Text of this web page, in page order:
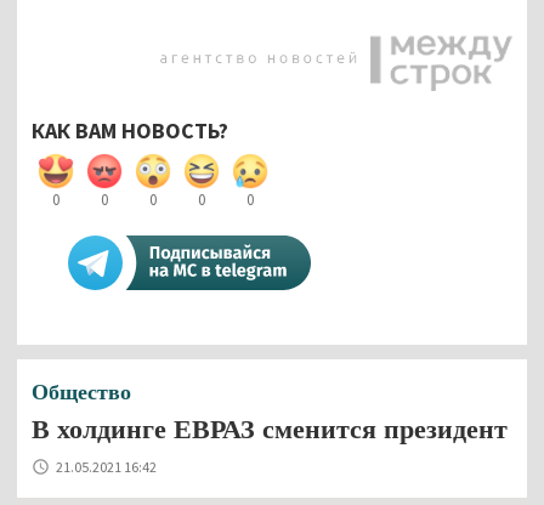
КАК ВАМ НОВОСТЬ?
0 0 0 0 0
Общество
В холдинге ЕВРАЗ сменится президент
21.05.2021 16:42